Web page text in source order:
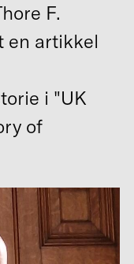
F.
en artikkel
i "UK
of